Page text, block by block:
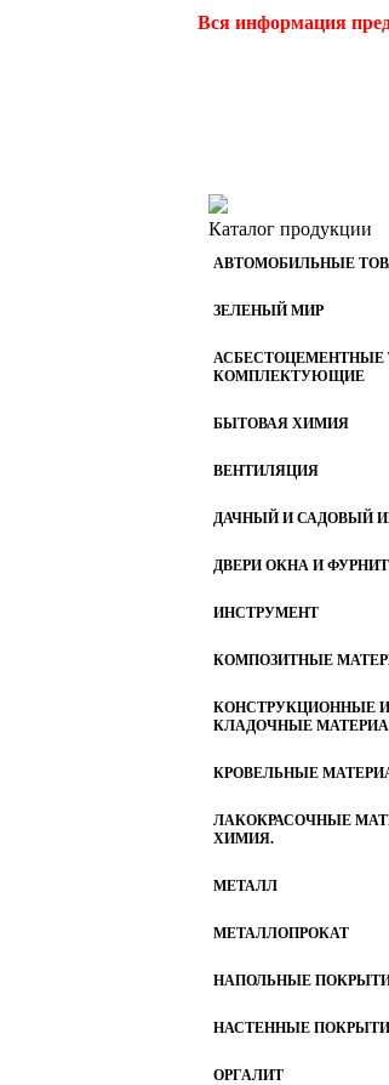
Вся информация
Каталог продукции
АВТОМОБИЛЬНЫЕ
ЗЕЛЕНЫЙ МИР
АСБЕСТОЦЕМЕНТНЫЕ
КОМПЛЕКТУЮЩИЕ
БЫТОВАЯ ХИМИЯ
ВЕНТИЛЯЦИЯ
ДАЧНЫЙ И САДОВЫЙ
ДВЕРИ ОКНА И
ИНСТРУМЕНТ
КОМПОЗИТНЫЕ
КОНСТРУКЦИОННЫЕ И
КЛАДОЧНЫЕ
КРОВЕЛЬНЫЕ
ЛАКОКРАСОЧНЫЕ
ХИМИЯ.
МЕТАЛЛ
МЕТАЛЛОПРОКАТ
НАПОЛЬНЫЕ
НАСТЕННЫЕ
ОРГАЛИТ